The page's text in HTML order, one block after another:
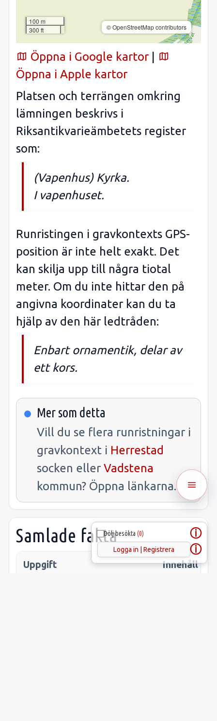
Dölj besökta (0) ⓘ
Logga in | Registrera ⓘ
100 m
300 ft
© OpenStreetMap contributors
Öppna i Google kartor |
Öppna i Apple kartor
Platsen och terrängen omkring
lämningen beskrivs i
Riksantikvarieämbetets register
som:
(Vapenhus) Kyrka.
I vapenhuset.
Runristingen i gravkontexts GPS-
position är inte helt exakt. Det
kan skilja upp till några tiotal
meter. Om du inte hittar den på
angivna koordinater kan du ta
hjälp av den här ledtråden:
Enbart ornamentik, delar av
ett kors.
Mer som detta
Vill du se flera runristningar i
gravkontext i Herrestad
socken eller Vadstena
kommun? Öppna länkarna.
Samlade fakta
Uppgift Innehåll